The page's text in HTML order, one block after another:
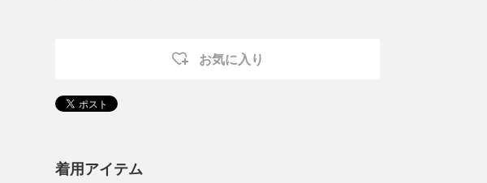
お気に入り
着用アイテム